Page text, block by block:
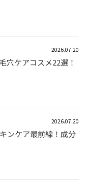
2026.07.20
穴ケアコスメ22選！
2026.07.20
ンケア最前線！成分